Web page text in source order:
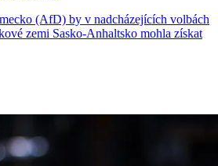
(AfD) by v nadcházejících volbách
zemi Sasko-Anhaltsko mohla získat